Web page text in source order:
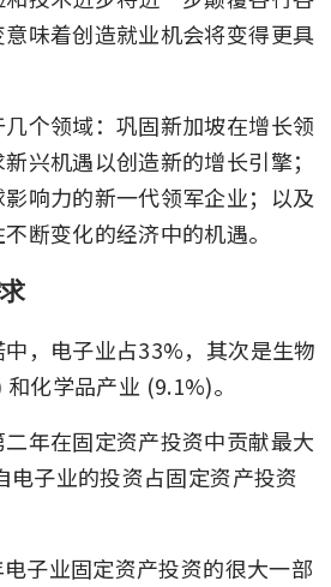
味着创造就业机会将变得更具
个领域：巩固新加坡在增长领
兴机遇以创造新的增长引擎；
响力的新一代领军企业；以及
断变化的经济中的机遇。
，电子业占33%，其次是生物
化学品产业 (9.1%)。
年在固定资产投资中贡献最大
电子业的投资占固定资产投资
子业固定资产投资的很大一部